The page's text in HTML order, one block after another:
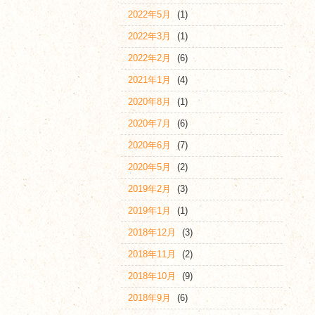
2022年5月 (1)
2022年3月 (1)
2022年2月 (6)
2021年1月 (4)
2020年8月 (1)
2020年7月 (6)
2020年6月 (7)
2020年5月 (2)
2019年2月 (3)
2019年1月 (1)
2018年12月 (3)
2018年11月 (2)
2018年10月 (9)
2018年9月 (6)